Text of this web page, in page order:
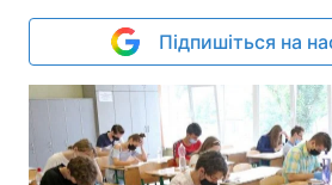
Підпишіться на